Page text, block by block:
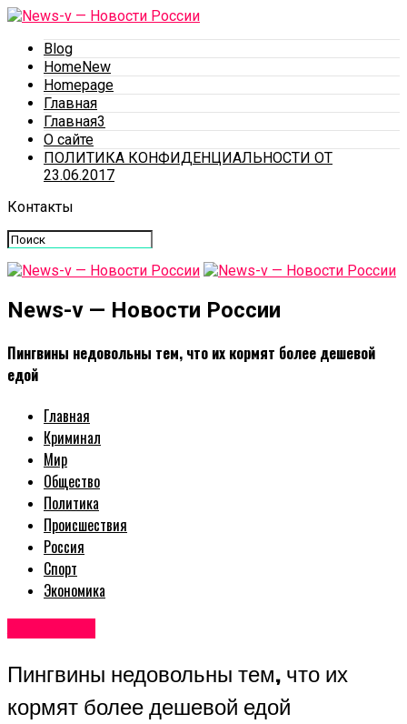
Blog
HomeNew
Homepage
Главная
Главная3
О сайте
ПОЛИТИКА КОНФИДЕНЦИАЛЬНОСТИ ОТ
23.06.2017
Контакты
News-v — Новости России
Пингвины недовольны тем, что их кормят более дешевой
едой
Главная
Криминал
Мир
Общество
Политика
Происшествия
Россия
Спорт
Экономика
Пингвины недовольны тем, что их
кормят более дешевой едой